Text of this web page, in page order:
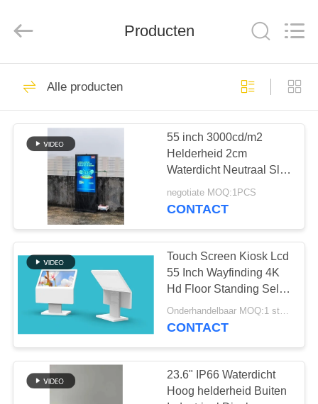
HUIS
PRODUCTEN
ONGEVEER
FABRIEKSREIS
KWALITEITSCONTROLE
CONTACTEER
ONS
NIEUWS
Display
Technology
Allen in één digitale
signage
Binnen digitale
signage
65
74
Producten
Alle producten
55 inch 3000cd/m2
Helderheid 2cm
Waterdicht Neutraal Slim
Bezel LCD Kiosk voor
energiebesparende
negotiate MOQ:1PCS
CONTACT
Touch Screen Kiosk Lcd
55 Inch Wayfinding 4K
Hd Floor Standing Self-
Service Screen
Interactieve
Onderhandelbaar MOQ:1 stuks
CONTACT
23.6" IP66 Waterdicht
Hoog helderheid Buiten